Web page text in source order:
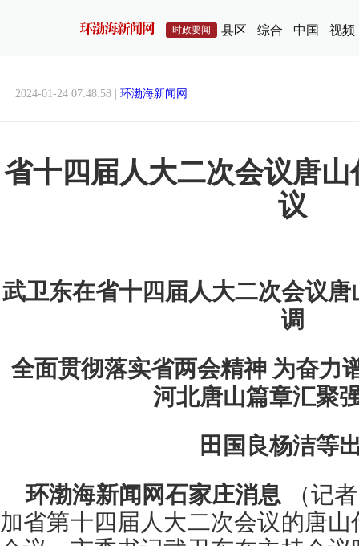
时政要闻 县区 综合 中国 视频
2024-01-24 07:48:58 | 环渤海新闻网
省十四届人大二次会议唐
议
武卫东在省十四届人大二次会议
调
全面贯彻落实省两会精神 为奋力
河北唐山篇章汇聚
田国良杨洁等
环渤海新闻网石家庄消息
（记
加省第十四届人大二次会议的唐